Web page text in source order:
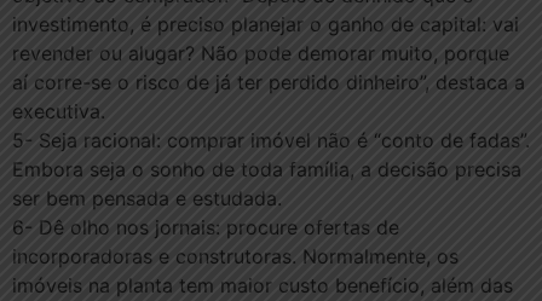
investimento, é preciso planejar o ganho de capital: vai
revender ou alugar? Não pode demorar muito, porque
aí corre-se o risco de já ter perdido dinheiro”, destaca a
executiva.
5- Seja racional: comprar imóvel não é “conto de fadas”.
Embora seja o sonho de toda família, a decisão precisa
ser bem pensada e estudada.
6- Dê olho nos jornais: procure ofertas de
incorporadoras e construtoras. Normalmente, os
imóveis na planta tem maior custo benefício, além das